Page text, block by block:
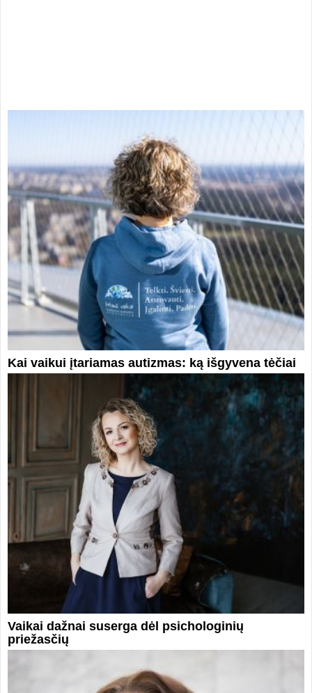
Kai vaikui įtariamas autizmas: ką išgyvena tėčiai
Vaikai dažnai suserga dėl psichologinių
priežasčių